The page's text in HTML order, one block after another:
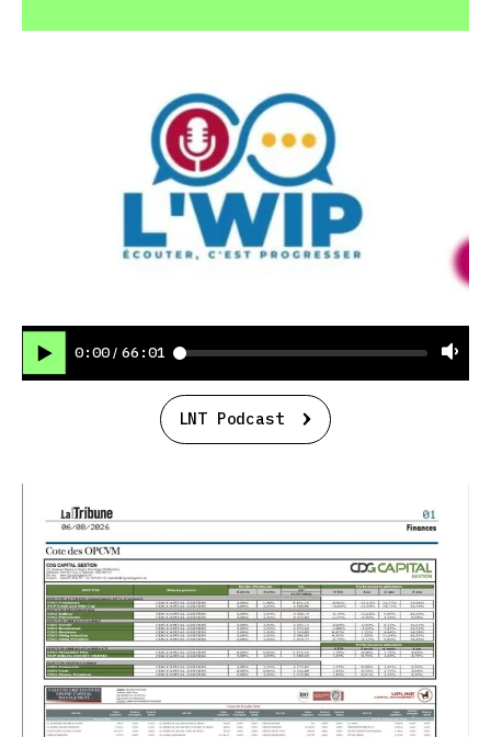
0:00 / 66:01
LNT Podcast